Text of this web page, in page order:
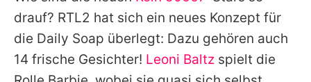
Alle Themen auf Promiflash
Jobs
App runterladen
drauf? RTL2 hat sich ein neues Konzept für
die Daily Soap überlegt: Dazu gehören auch
14 frische Gesichter! Leoni Baltz spielt die